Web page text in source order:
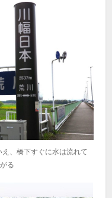
、橋下すぐに水は流れて
る